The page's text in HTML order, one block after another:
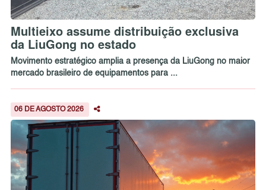
Multieixo assume distribuição exclusiva
da LiuGong no estado
Movimento estratégico amplia a presença da LiuGong no maior
mercado brasileiro de equipamentos para ...
06 DE AGOSTO 2026